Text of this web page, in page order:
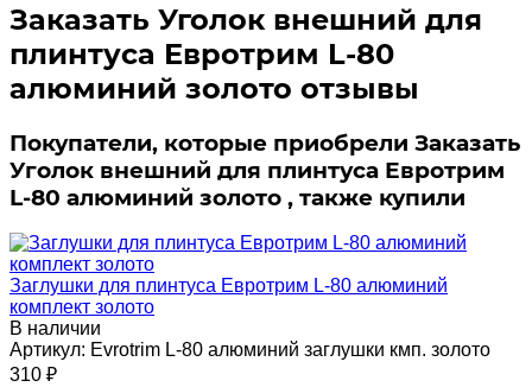
Заказать Уголок внешний для
плинтуса Евротрим L-80
алюминий золото отзывы
Покупатели, которые приобрели Заказать
Уголок внешний для плинтуса Евротрим
L-80 алюминий золото , также купили
Заглушки для плинтуса Евротрим L-80 алюминий
комплект золото
В наличии
Артикул: Evrotrim L-80 алюминий заглушки кмп. золото
310 ₽